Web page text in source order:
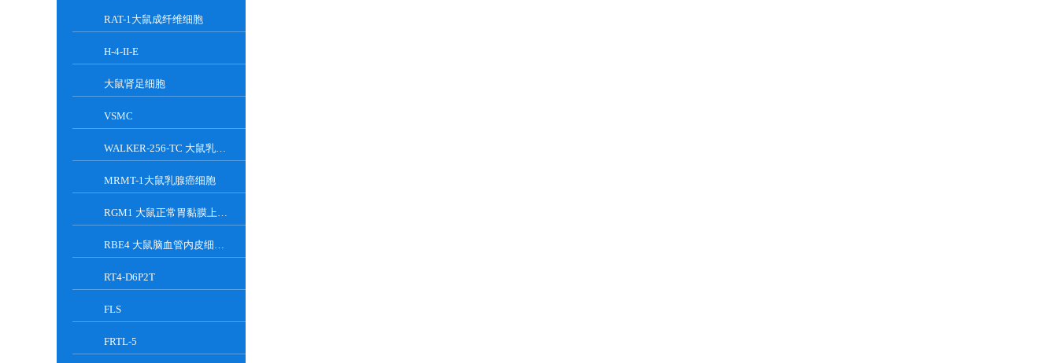
RAT-1大鼠成纤维细胞
H-4-II-E
大鼠肾足细胞
VSMC
WALKER-256-TC 大鼠乳腺癌细胞系
MRMT-1大鼠乳腺癌细胞
RGM1 大鼠正常胃黏膜上皮细胞系
RBE4 大鼠脑血管内皮细胞系
RT4-D6P2T
FLS
FRTL-5